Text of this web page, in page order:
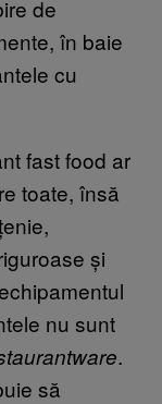
de
în baie
cu
fast food ar
toate, însă
și
nu sunt
.
să